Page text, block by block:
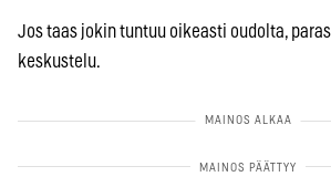
Jos taas jokin tuntuu oikeasti oudolta,
keskustelu.